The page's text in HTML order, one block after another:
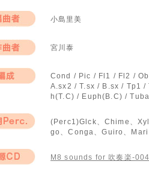
小島里美
宮川泰
Cond / Pic / Fl1 / Fl2 /
A.sx2 / T.sx / B.sx / Tp1
h(T.C) / Euph(B.C) /
(Perc1)Glck、Chime、
go、Conga、Guiro、
M8 sounds for 吹奏楽-